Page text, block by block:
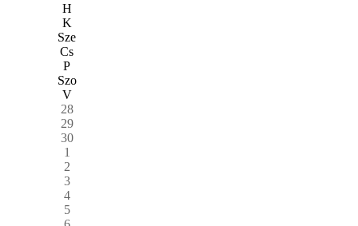
H
K
Sze
Cs
P
Szo
V
28
29
30
1
2
3
4
5